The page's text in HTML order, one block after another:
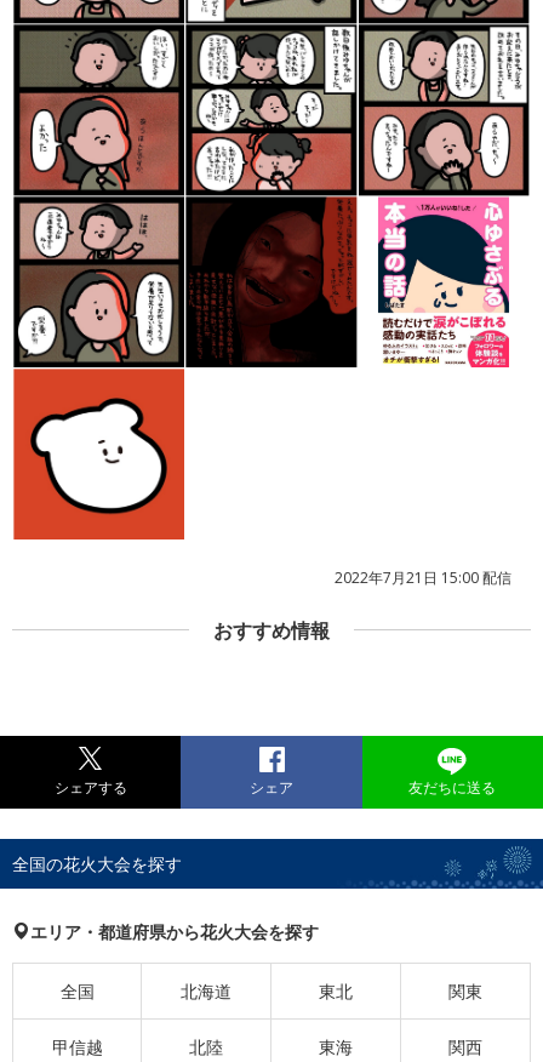
2022年7月21日 15:00 配信
おすすめ情報
シェアする シェア 友だちに送る
全国の花火大会を探す
エリア・都道府県から花火大会を探す
全国 北海道 東北 関東
甲信越 北陸 東海 関西